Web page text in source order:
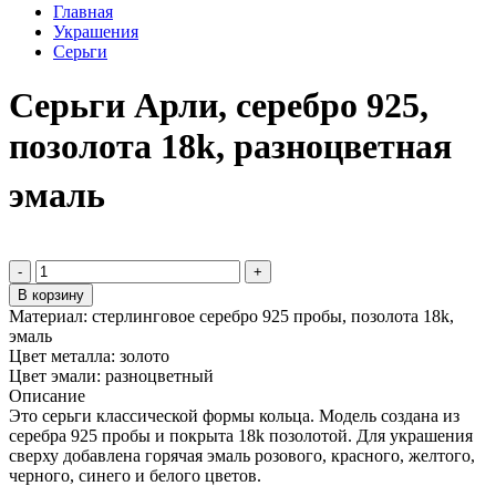
Главная
Украшения
Серьги
Серьги Арли, серебро 925,
позолота 18k, разноцветная
эмаль
-
+
В корзину
Материал: стерлинговое серебро 925 пробы, позолота 18k,
эмаль
Цвет металла: золото
Цвет эмали: разноцветный
Описание
Это серьги классической формы кольца. Модель создана из
серебра 925 пробы и покрыта 18k позолотой. Для украшения
сверху добавлена горячая эмаль розового, красного, желтого,
черного, синего и белого цветов.